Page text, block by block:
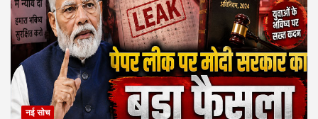
नई सोच